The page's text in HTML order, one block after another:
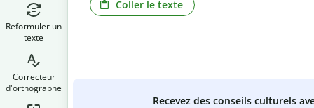
Reformuler un
texte
Correcteur
d'orthographe
Coller le texte
Recevez des conseils culturels